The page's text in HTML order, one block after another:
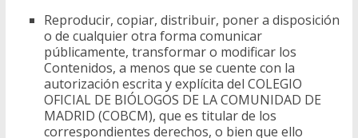
Reproducir, copiar, distribuir, poner a disposición
o de cualquier otra forma comunicar
públicamente, transformar o modificar los
Contenidos, a menos que se cuente con la
autorización escrita y explícita del COLEGIO
OFICIAL DE BIÓLOGOS DE LA COMUNIDAD DE
MADRID (COBCM), que es titular de los
correspondientes derechos, o bien que ello